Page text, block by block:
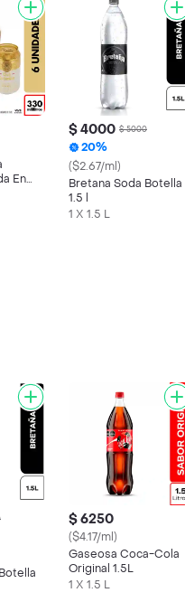
En
Unds
$ 4000 $ 5000
20%
($2.67/ml)
Bretana Soda Botella
1.5 l
1 X 1.5 L
$ 6250
($4.17/ml)
Gaseosa Coca-Cola
Original 1.5L
1 X 1.5 L